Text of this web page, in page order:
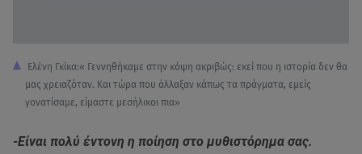
Ελένη Γκίκα:« Γεννηθήκαμε στην κόψη ακριβώς: εκεί που η ιστορία δεν θα
μας χρειαζόταν. Και τώρα που άλλαξαν κάπως τα πράγματα, εμείς
γονατίσαμε, είμαστε μεσήλικοι πια»
-Είναι πολύ έντονη η ποίηση στο μυθιστόρημα σας.